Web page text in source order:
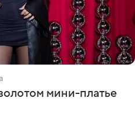
мини-платье